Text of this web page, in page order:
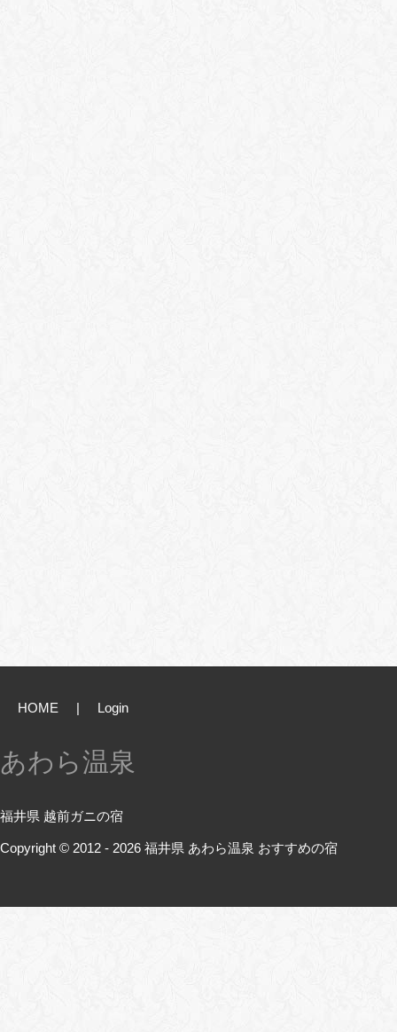
HOME | Login
あわら温泉
福井県 越前ガニの宿
Copyright © 2012 - 2026 福井県 あわら温泉 おすすめの宿